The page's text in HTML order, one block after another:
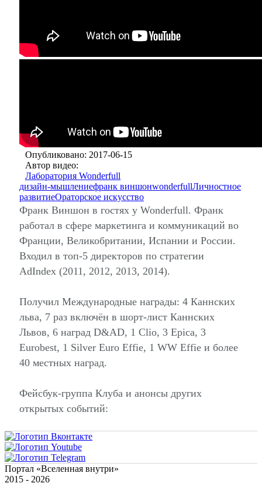
Опубликовано: 2017-06-15
Автор видео:
Лаборатория Wonderfull
дизайн-мышлениефранк виншонwonderfullЛичностное
развитиеОраторское искусство
Франк Виншон в гостях у Wonderfull. Франк
работал в сфере маркетинга и коммуникаций во
Франции, Великобритании, Испании и России.
Входил в топ-5 директоров по стратегии
AdIndex (2011, 2012, 2013, 2014).
Получил Международные награды: 4 Каннских
льва, 7 раз включён в шорт-лист Каннских
Львов, 6 наград D&AD, 1 Clio, 3 Epica, 3
Eurobest, 1 Silver Euro Effie, 1 WW Effie и более
40 местных наград.
Фейсбук-группа Клуба и анонсы других
открытых событий:
Портал «Вселенная внутри»
2015 - 2026